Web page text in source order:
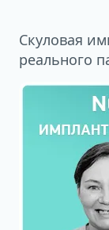
Скуловая
реального